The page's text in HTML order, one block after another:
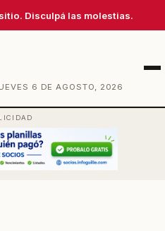
Disculpá las molestias.
6 DE AGOSTO, 2026
Menú